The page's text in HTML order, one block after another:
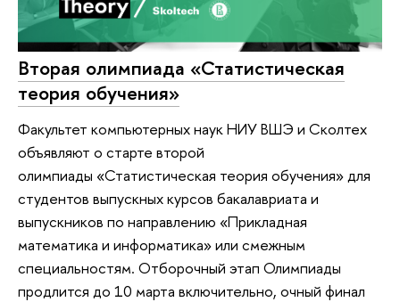
Вторая олимпиада «Статистическая
теория обучения»
Факультет компьютерных наук НИУ ВШЭ и Сколтех
объявляют о старте второй
олимпиады «Статистическая теория обучения» для
студентов выпускных курсов бакалавриата и
выпускников по направлению «Прикладная
математика и информатика» или смежным
специальностям. Отборочный этап Олимпиады
продлится до 10 марта включительно, очный финал